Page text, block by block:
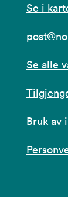
Se i
Se alle
Bruk av